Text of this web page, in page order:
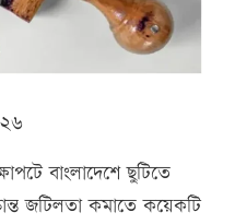
বাংলাদেশে ছুটিতে
জটিলতা কমাতে কয়েকটি